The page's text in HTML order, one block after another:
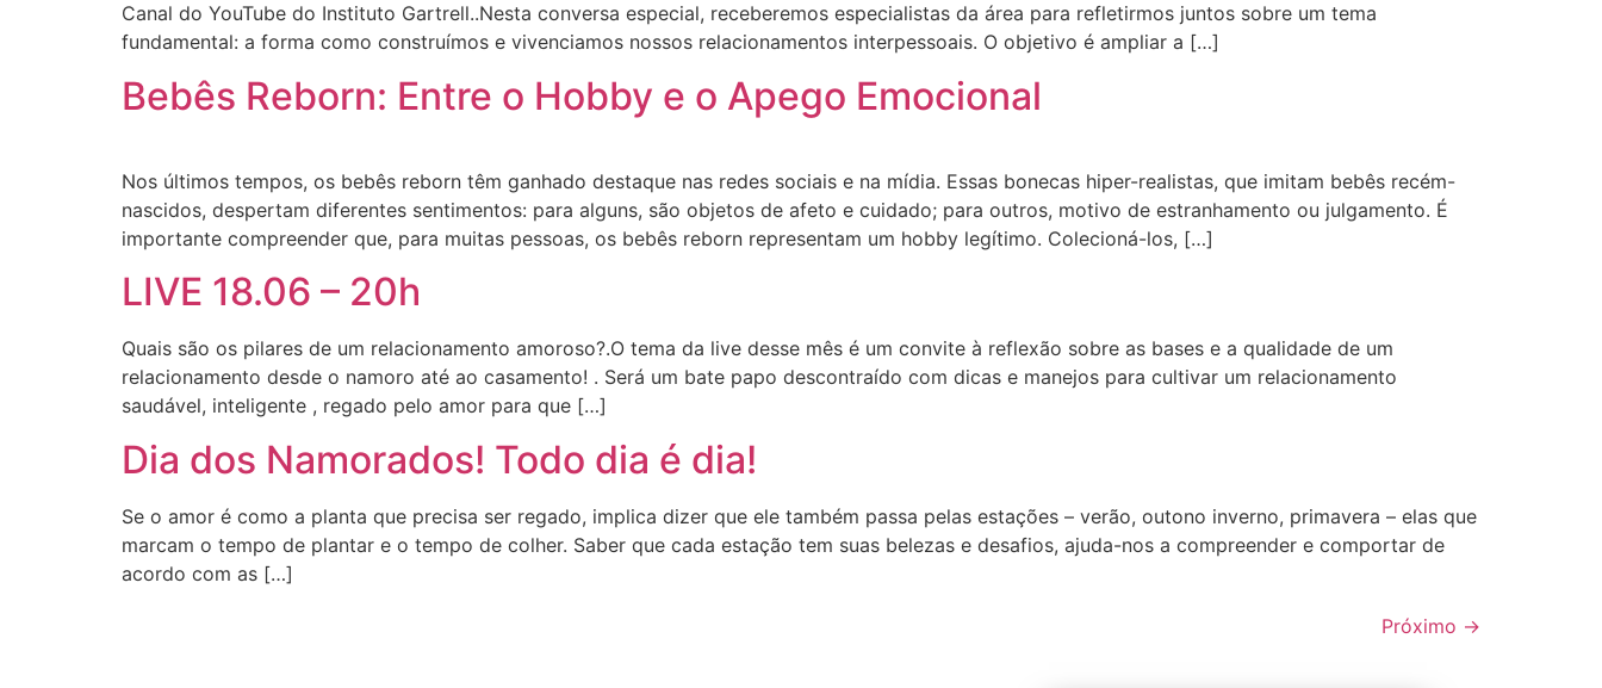
Canal do YouTube do Instituto Gartrell..Nesta conversa especial, receberemos especialistas da área para refletirmos juntos sobre um tema
fundamental: a forma como construímos e vivenciamos nossos relacionamentos interpessoais. O objetivo é ampliar a […]
Bebês Reborn: Entre o Hobby e o Apego Emocional
Nos últimos tempos, os bebês reborn têm ganhado destaque nas redes sociais e na mídia. Essas bonecas hiper-realistas, que imitam bebês recém-
nascidos, despertam diferentes sentimentos: para alguns, são objetos de afeto e cuidado; para outros, motivo de estranhamento ou julgamento. É
importante compreender que, para muitas pessoas, os bebês reborn representam um hobby legítimo. Colecioná-los, […]
LIVE 18.06 – 20h
Quais são os pilares de um relacionamento amoroso?.O tema da live desse mês é um convite à reflexão sobre as bases e a qualidade de um
relacionamento desde o namoro até ao casamento! . Será um bate papo descontraído com dicas e manejos para cultivar um relacionamento
saudável, inteligente , regado pelo amor para que […]
Dia dos Namorados! Todo dia é dia!
Se o amor é como a planta que precisa ser regado, implica dizer que ele também passa pelas estações – verão, outono inverno, primavera – elas que
marcam o tempo de plantar e o tempo de colher. Saber que cada estação tem suas belezas e desafios, ajuda-nos a compreender e comportar de
acordo com as […]
Próximo →